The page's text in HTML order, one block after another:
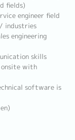
fields)
engineer field
/ industries
engineering
skills
onsite with
software is